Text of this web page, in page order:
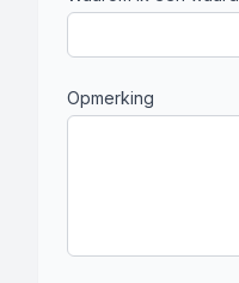
Opmerking